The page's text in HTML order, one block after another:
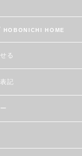
HOBONICHI HOME
る
記